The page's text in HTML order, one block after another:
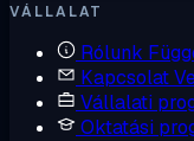
VÁLLALAT
Rólunk
Kapcsolat
Vállalati
Oktatási